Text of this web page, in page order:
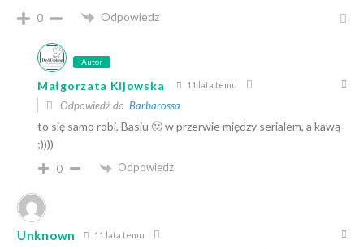
0
Odpowiedz
Autor
Małgorzata Kijowska 11 lata temu
Odpowiedź do Barbarossa
to się samo robi, Basiu 🙂 w przerwie między serialem, a kawą
;))))
0 Odpowiedz
Unknown 11 lata temu